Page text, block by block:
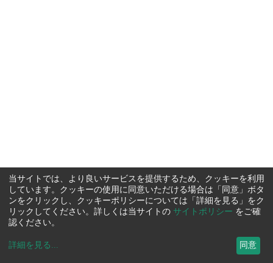
当サイトでは、より良いサービスを提供するため、クッキーを利用
しています。クッキーの使用に同意いただける場合は「同意」ボタ
ンをクリックし、クッキーポリシーについては「詳細を見る」をク
リックしてください。詳しくは当サイトの サイトポリシー をご確
認ください。
詳細を見る ... 同意